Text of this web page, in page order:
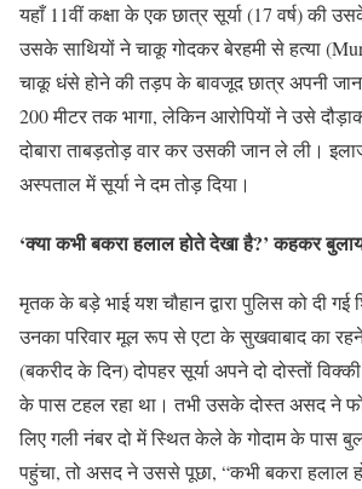
यहाँ 11वीं कक्षा के एक छात्र सूर्या (17 वर्ष) की
उसके साथियों ने चाकू गोदकर बेरहमी से हत्या
चाकू धंसे होने की तड़प के बावजूद छात्र अपनी
200 मीटर तक भागा, लेकिन आरोपियों ने उसे
दोबारा ताबड़तोड़ वार कर उसकी जान ले ली।
अस्पताल में सूर्या ने दम तोड़ दिया।
‘क्या कभी बकरा हलाल होते देखा है?’ कहकर
मृतक के बड़े भाई यश चौहान द्वारा पुलिस को दी
उनका परिवार मूल रूप से एटा के सुखवाबाद का
(बकरीद के दिन) दोपहर सूर्या अपने दो दोस्तों
के पास टहल रहा था। तभी उसके दोस्त असद ने
लिए गली नंबर दो में स्थित केले के गोदाम के पास
पहुंचा, तो असद ने उससे पूछा, “कभी बकरा हलाल